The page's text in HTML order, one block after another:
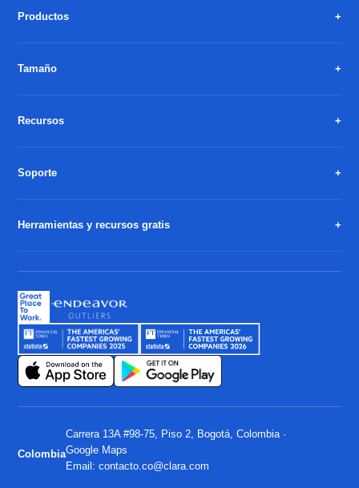
Productos
Tamaño
Recursos
Soporte
Herramientas y recursos gratis
Colombia
Carrera 13A #98-75, Piso 2, Bogotá, Colombia ·
Google Maps
Email:contacto.co@clara.com